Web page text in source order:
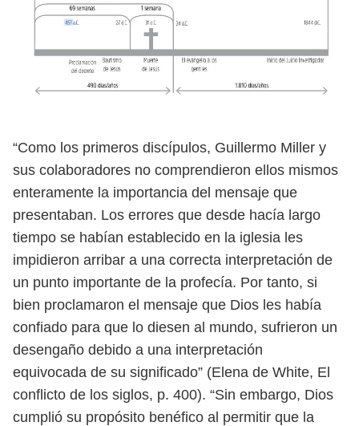
“Como los primeros discípulos, Guillermo Miller y
sus colaboradores no comprendieron ellos mismos
enteramente la importancia del mensaje que
presentaban. Los errores que desde hacía largo
tiempo se habían establecido en la iglesia les
impidieron arribar a una correcta interpretación de
un punto importante de la profecía. Por tanto, si
bien proclamaron el mensaje que Dios les había
confiado para que lo diesen al mundo, sufrieron un
desengaño debido a una interpretación
equivocada de su significado” (Elena de White, El
conflicto de los siglos, p. 400). “Sin embargo, Dios
cumplió su propósito benéfico al permitir que la